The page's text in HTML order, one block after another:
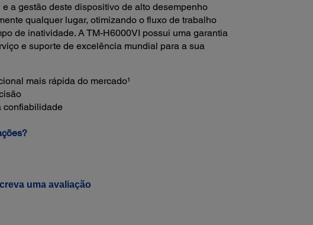
e a gestão deste dispositivo de alto desempenho
qualquer lugar, otimizando o fluxo de trabalho
de inatividade. A TM-H6000VI possui uma garantia
e suporte de excelência mundial para a sua
mais rápida do mercado¹
confiabilidade
uma avaliação